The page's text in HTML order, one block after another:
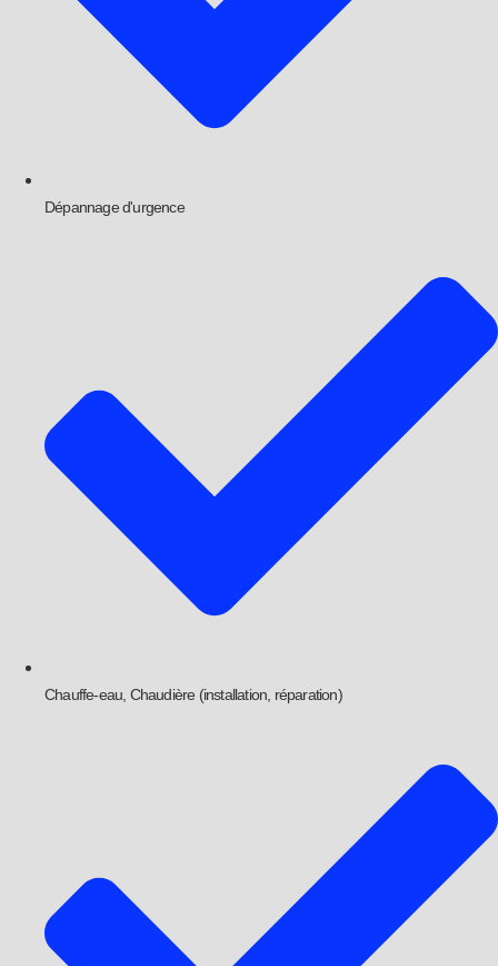
Dépannage d'urgence
Chauffe-eau, Chaudière (installation, réparation)